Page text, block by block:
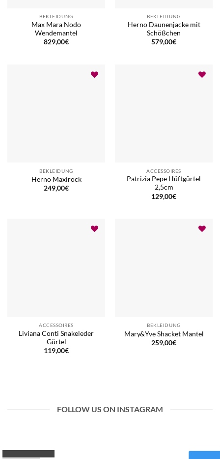
BEKLEIDUNG
Max Mara Nodo
Wendemantel
829,00€
BEKLEIDUNG
Herno Daunenjacke mit
Schößchen
579,00€
BEKLEIDUNG
Herno Maxirock
249,00€
ACCESSOIRES
Patrizia Pepe Hüftgürtel
2,5cm
129,00€
ACCESSOIRES
Liviana Conti Snakeleder
Gürtel
119,00€
BEKLEIDUNG
Mary&Yve Shacket Mantel
259,00€
FOLLOW US ON INSTAGRAM